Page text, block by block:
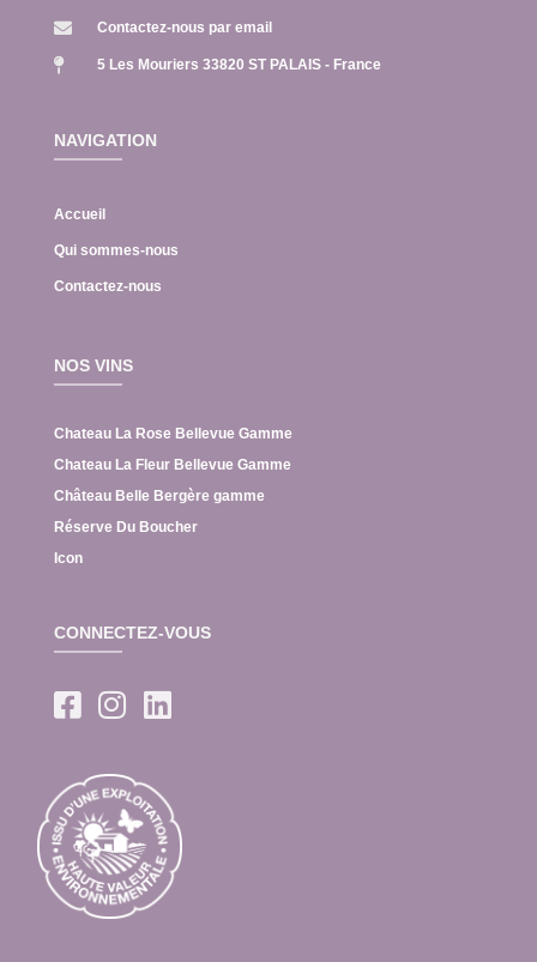
Contactez-nous par email
5 Les Mouriers 33820 ST PALAIS - France
NAVIGATION
Accueil
Qui sommes-nous
Contactez-nous
NOS VINS
Chateau La Rose Bellevue Gamme
Chateau La Fleur Bellevue Gamme
Château Belle Bergère gamme
Réserve Du Boucher
Icon
CONNECTEZ-VOUS